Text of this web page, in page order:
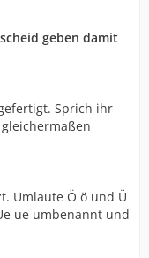
geben damit
Sprich ihr
Umlaute Ö ö und Ü
ue umbenannt und